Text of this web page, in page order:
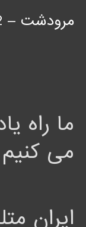
مرودشت – 22 بهمن شمالی
ما راه
می کنیم
ایران